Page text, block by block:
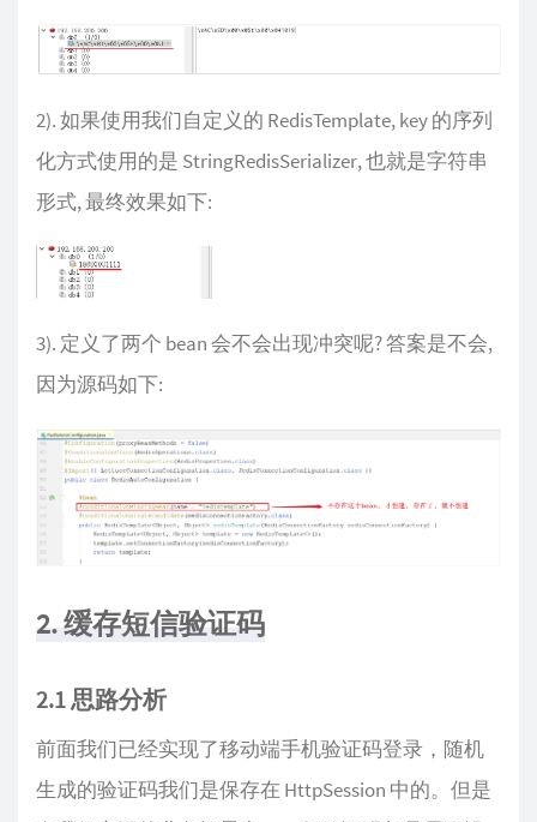
2). 如果使用我们自定义的 RedisTemplate, key 的序列
化方式使用的是 StringRedisSerializer, 也就是字符串
形式, 最终效果如下:
3). 定义了两个 bean 会不会出现冲突呢? 答案是不会,
因为源码如下:
2. 缓存短信验证码
2.1 思路分析
前面我们已经实现了移动端手机验证码登录，随机
生成的验证码我们是保存在 HttpSession 中的。但是